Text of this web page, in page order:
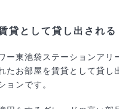
貸として貸し出される
ー東池袋ステーションアリ
たお部屋を賃貸として貸し
ョンです。